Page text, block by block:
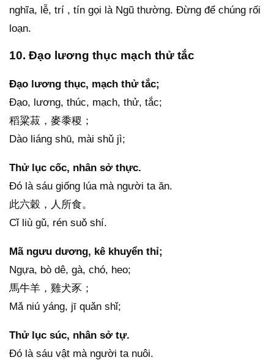
nghĩa, lễ, trí , tín gọi là Ngũ thường. Đừng để chúng rối
loạn.
10. Đạo lương thục mạch thử tắc
Đạo lương thục, mạch thử tắc;
Đạo, lương, thúc, mạch, thử, tắc;
稻粱菽，麥黍稷；
Dào liáng shū, mài shǔ jì;
Thử lục cốc, nhân sở thực.
Đó là sáu giống lúa mà người ta ăn.
此六穀，人所食。
Cǐ liù gǔ, rén suǒ shí.
Mã ngưu dương, kê khuyển thỉ;
Ngựa, bò dê, gà, chó, heo;
馬牛羊，雞犬豕；
Mǎ niú yáng, jī quǎn shǐ;
Thử lục súc, nhân sở tự.
Đó là sáu vật mà người ta nuôi.